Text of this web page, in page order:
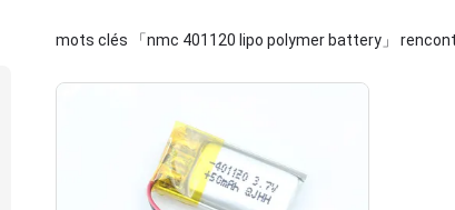
mots clés 「nmc 401120 lipo polymer battery」